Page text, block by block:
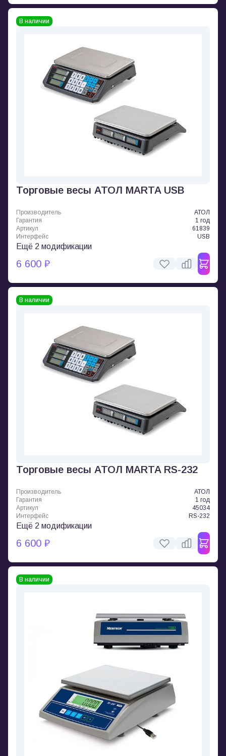
В наличии
Торговые весы АТОЛ MARTA USB
Производитель
АТОЛ
Гарантия
1 год
Артикул
61839
Интерфейс
USB
Ещё 2 модификации
6 600 ₽
В наличии
Торговые весы АТОЛ MARTA RS-232
Производитель
АТОЛ
Гарантия
1 год
Артикул
45034
Интерфейс
RS-232
Ещё 2 модификации
6 600 ₽
В наличии